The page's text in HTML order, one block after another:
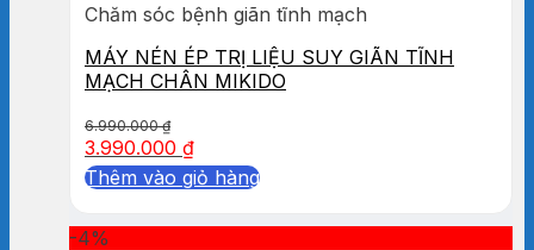
Chăm sóc bệnh giãn tĩnh mạch
MÁY NÉN ÉP TRỊ LIỆU SUY GIÃN TĨNH
MẠCH CHÂN MIKIDO
6.990.000₫
3.990.000 ₫
Thêm vào giỏ hàng
-4%